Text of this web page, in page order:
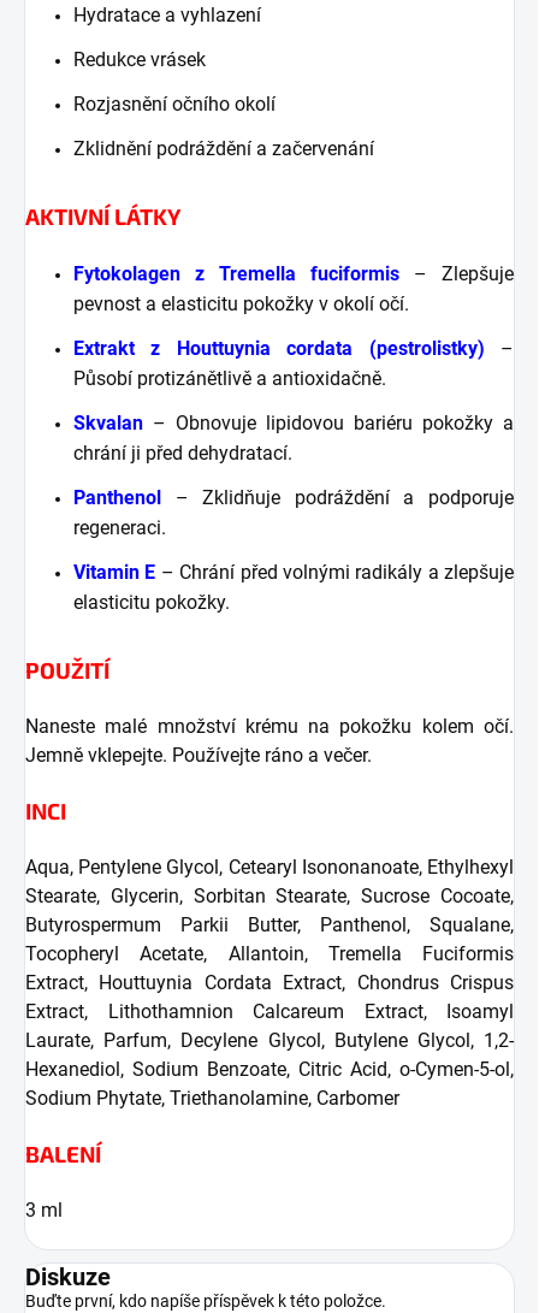
Hydratace a vyhlazení
Redukce vrásek
Rozjasnění očního okolí
Zklidnění podráždění a začervenání
AKTIVNÍ LÁTKY
Fytokolagen z Tremella fuciformis – Zlepšuje
pevnost a elasticitu pokožky v okolí očí.
Extrakt z Houttuynia cordata (pestrolistky) –
Působí protizánětlivě a antioxidačně.
Skvalan – Obnovuje lipidovou bariéru pokožky a
chrání ji před dehydratací.
Panthenol
– Zklidňuje podráždění a podporuje
regeneraci.
Vitamin E – Chrání před volnými radikály a zlepšuje
elasticitu pokožky.
POUŽITÍ
Naneste malé množství krému na pokožku kolem očí.
Jemně vklepejte. Používejte ráno a večer.
INCI
Aqua, Pentylene Glycol, Cetearyl Isononanoate, Ethylhexyl
Stearate, Glycerin, Sorbitan Stearate, Sucrose Cocoate,
Butyrospermum Parkii Butter, Panthenol, Squalane,
Tocopheryl Acetate, Allantoin, Tremella Fuciformis
Extract, Houttuynia Cordata Extract, Chondrus Crispus
Extract, Lithothamnion Calcareum Extract, Isoamyl
Laurate, Parfum, Decylene Glycol, Butylene Glycol, 1,2-
Hexanediol, Sodium Benzoate, Citric Acid, o-Cymen-5-ol,
Sodium Phytate, Triethanolamine, Carbomer
BALENÍ
3 ml
Diskuze
Buďte první, kdo napíše příspěvek k této položce.